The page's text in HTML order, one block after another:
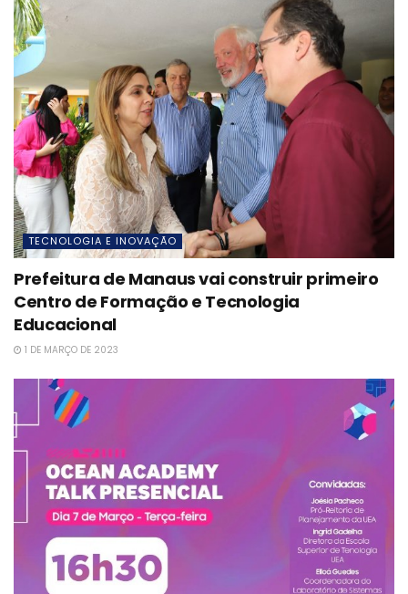
TECNOLOGIA E INOVAÇÃO
Prefeitura de Manaus vai construir primeiro
Centro de Formação e Tecnologia
Educacional
1 DE MARÇO DE 2023